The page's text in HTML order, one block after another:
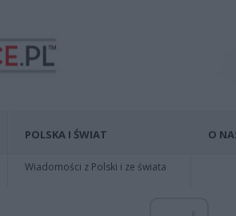
POLSKA I ŚWIAT
Wiadomości z Polski i ze świata
O